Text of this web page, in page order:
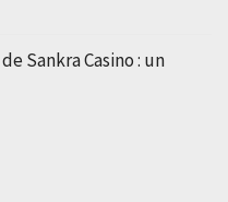
Sankra Casino : un